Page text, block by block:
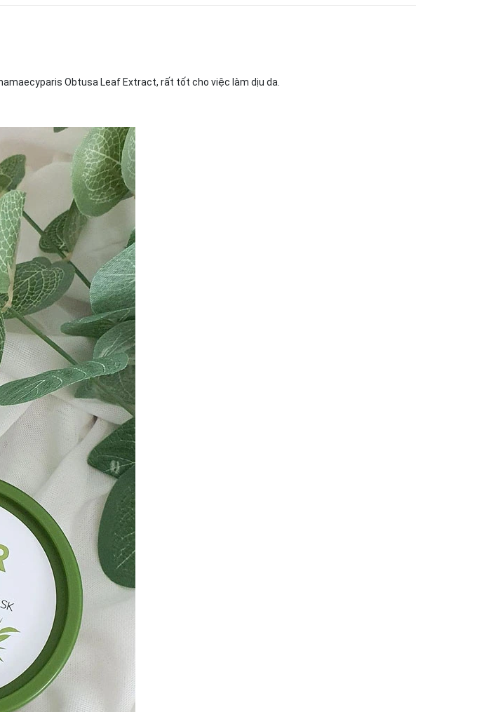
Obtusa Leaf Extract, rất tốt cho việc làm dịu da.